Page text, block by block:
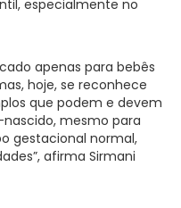
especialmente no
apenas para bebês
hoje, se reconhece
que podem e devem
mesmo para
gestacional normal,
afirma Sirmani